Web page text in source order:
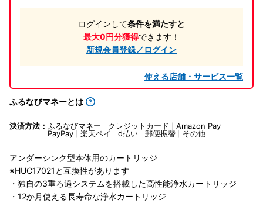
ログインして条件を満たすと
最大0円分獲得できます！
新規会員登録／ログイン
使える店舗・サービス一覧
ふるなびマネーとは
決済方法： ふるなびマネー クレジットカード
Amazon Pay
PayPay
楽天ペイ d払い 郵便振替 その他
アンダーシンク型本体用のカートリッジ
※HUC17021と互換性があります
・独自の3重ろ過システムを搭載した高性能浄水カートリッジ
・12か月使える長寿命な浄水カートリッジ